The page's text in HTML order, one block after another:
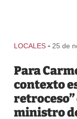
LOCALES - 25 de
Para
contexto
ministro